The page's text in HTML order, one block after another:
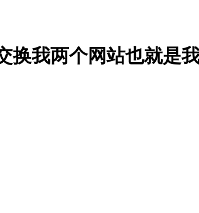
换我两个网站也就是